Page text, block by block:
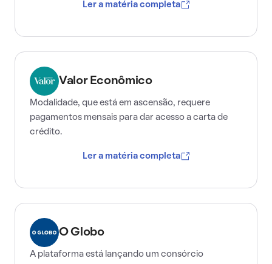
Ler a matéria completa
Valor Econômico
Modalidade, que está em ascensão, requere
pagamentos mensais para dar acesso a carta de
crédito.
Ler a matéria completa
O Globo
A plataforma está lançando um consórcio